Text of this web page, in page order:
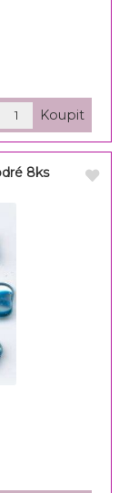
8ks